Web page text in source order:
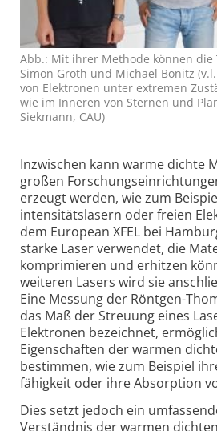
Abb.: Mit ihrer Methode können die
Simon Groth und Michael Bonitz
von Elektronen unter extremen
wie im Inneren von Sternen und
Siekmann, CAU)
Inzwischen kann warme dichte
großen
erzeugt werden, wie zum
intensitäts­lasern oder freien
dem European XFEL bei
starke Laser verwendet, die
komprimieren und erhitzen
weiteren Lasers wird sie
Eine Messung der Röntgen-
das Maß der Streuung eines
Elektronen bezeichnet,
Eigen­schaften der warmen
bestimmen, wie zum Beispiel
fähig­keit oder ihre Absorption
Dies setzt jedoch ein
Verständnis der warmen